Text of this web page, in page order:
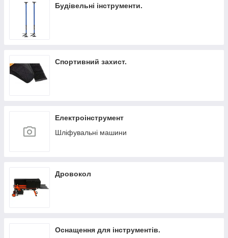
Будівельні інструменти.
Спортивний захист.
Електроінструмент
Шліфувальні машини
Дровокол
Оснащення для інструментів.